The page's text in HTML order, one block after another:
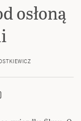
osłoną